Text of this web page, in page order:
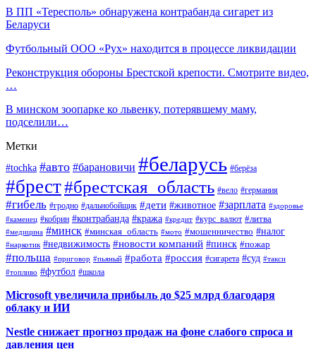
В ПП «Тересполь» обнаружена контрабанда сигарет из
Беларуси
Футбольный ООО «Рух» находится в процессе ликвидации
Реконструкция обороны Брестской крепости. Смотрите видео,
…
В минском зоопарке ко львенку, потерявшему маму,
подселили…
Метки
#tochka #авто #барановичи #беларусь #берёза
#брест#брестская_область #вело #германия
#гибель #гродно #дальнобойщик #дети #животное #зарплата #здоровье
#каменец #кобрин #контрабанда #кража #кредит #курс_валют #литва
#медицина #минск #минская_область #мото #мошенничество #налог
#наркотик #недвижимость #новости компаний #пинск #пожар
#польша #приговор #пьяный #работа #россия #сигарета #суд #такси
#топливо #футбол #школа
Microsoft увеличила прибыль до $25 млрд благодаря
облаку и ИИ
Nestle снижает прогноз продаж на фоне слабого спроса и
давления цен